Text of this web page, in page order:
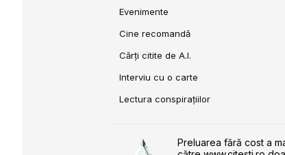
Evenimente
Cine recomandă
Cărți citite de A.I.
Interviu cu o carte
Lectura conspirațiilor
Preluarea fără cost a